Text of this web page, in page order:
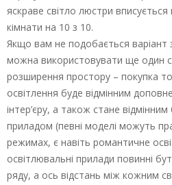
яскраве світло люстри вписується
кімнати на 10 з 10.
Якщо вам не подобається
можна використовувати ще один
розширення простору – покупка
освітлення буде відмінним
інтер’єру, а також стане
приладом (певні моделі можуть
режимах, є навіть романтичне
освітлювальні прилади повинні
ряду, а ось відстань між кожним